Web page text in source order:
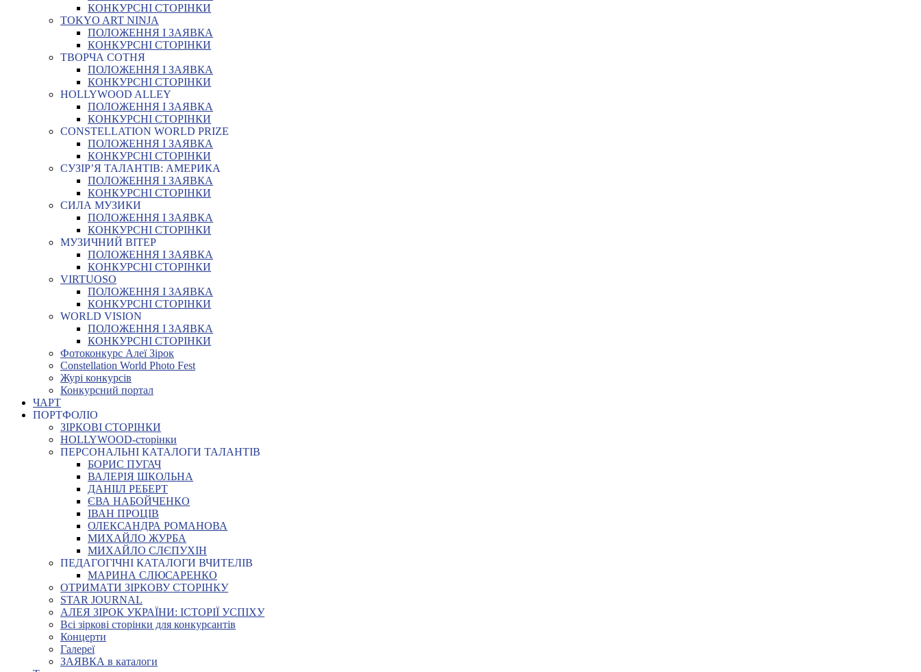
КОНКУРСНІ СТОРІНКИ
TOKYO ART NINJA
ПОЛОЖЕННЯ І ЗАЯВКА
КОНКУРСНІ СТОРІНКИ
ТВОРЧА СОТНЯ
ПОЛОЖЕННЯ І ЗАЯВКА
КОНКУРСНІ СТОРІНКИ
HOLLYWOOD ALLEY
ПОЛОЖЕННЯ І ЗАЯВКА
КОНКУРСНІ СТОРІНКИ
CONSTELLATION WORLD PRIZE
ПОЛОЖЕННЯ І ЗАЯВКА
КОНКУРСНІ СТОРІНКИ
СУЗІР’Я ТАЛАНТІВ: АМЕРИКА
ПОЛОЖЕННЯ І ЗАЯВКА
КОНКУРСНІ СТОРІНКИ
СИЛА МУЗИКИ
ПОЛОЖЕННЯ І ЗАЯВКА
КОНКУРСНІ СТОРІНКИ
МУЗИЧНИЙ ВІТЕР
ПОЛОЖЕННЯ І ЗАЯВКА
КОНКУРСНІ СТОРІНКИ
VIRTUOSO
ПОЛОЖЕННЯ І ЗАЯВКА
КОНКУРСНІ СТОРІНКИ
WORLD VISION
ПОЛОЖЕННЯ І ЗАЯВКА
КОНКУРСНІ СТОРІНКИ
Фотоконкурс Алеї Зірок
Constellation World Photo Fest
Журі конкурсів
Конкурсний портал
ЧАРТ
ПОРТФОЛІО
ЗІРКОВІ СТОРІНКИ
HOLLYWOOD-сторінки
ПЕРСОНАЛЬНІ КАТАЛОГИ ТАЛАНТІВ
БОРИС ПУГАЧ
ВАЛЕРІЯ ШКОЛЬНА
ДАНІІЛ РЕБЕРТ
ЄВА НАБОЙЧЕНКО
ІВАН ПРОЦІВ
ОЛЕКСАНДРА РОМАНОВА
МИХАЙЛО ЖУРБА
МИХАЙЛО СЛЄПУХІН
ПЕДАГОГІЧНІ КАТАЛОГИ ВЧИТЕЛІВ
МАРИНА СЛЮСАРЕНКО
ОТРИМАТИ ЗІРКОВУ СТОРІНКУ
STAR JOURNAL
АЛЕЯ ЗІРОК УКРАЇНИ: ІСТОРІЇ УСПІХУ
Всі зіркові сторінки для конкурсантів
Концерти
Галереї
ЗАЯВКА в каталоги